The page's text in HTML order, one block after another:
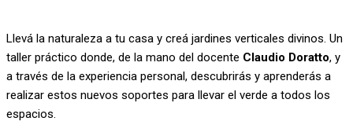
Llevá la naturaleza a tu casa y creá jardines verticales divinos. Un
taller práctico donde, de la mano del docente Claudio Doratto, y
a través de la experiencia personal, descubrirás y aprenderás a
realizar estos nuevos soportes para llevar el verde a todos los
espacios.